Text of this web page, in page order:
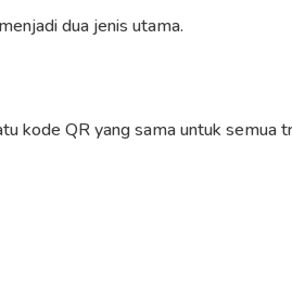
dua jenis utama.
kode QR yang sama untuk semua